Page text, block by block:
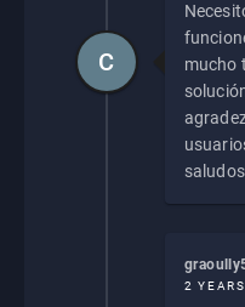
mucho
saludos
C
2